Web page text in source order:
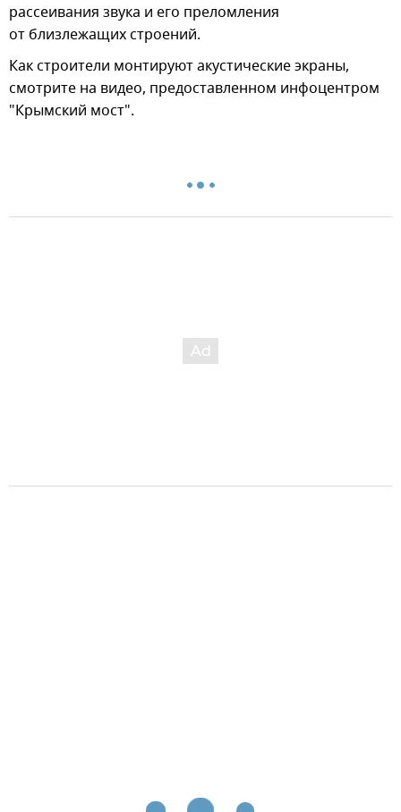
рассеивания звука и его преломления
от близлежащих строений.
Как строители монтируют акустические экраны,
смотрите на видео, предоставленном инфоцентром
"Крымский мост".